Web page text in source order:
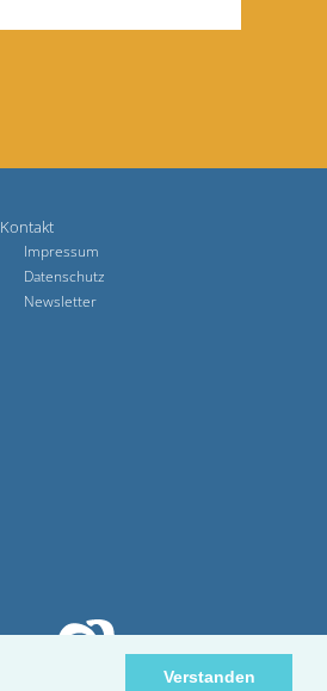
Verstanden
Kontakt
Impressum
Datenschutz
Newsletter